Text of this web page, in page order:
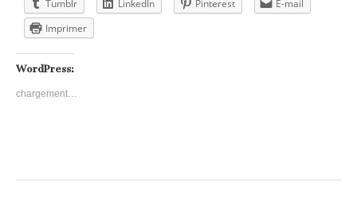
Tumblr
LinkedIn Pinterest
E-mail
Imprimer
WordPress:
chargement…